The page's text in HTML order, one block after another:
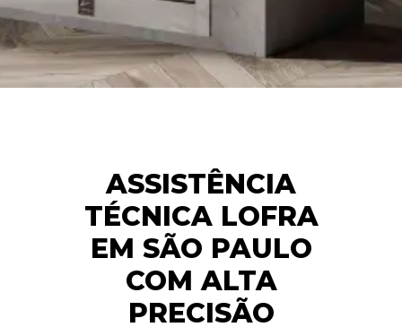
ASSISTÊNCIA
TÉCNICA LOFRA
EM SÃO PAULO
COM ALTA
PRECISÃO